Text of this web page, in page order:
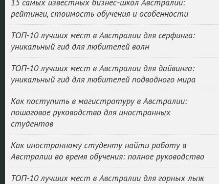
рейтинги, стоимость обучения и особенности
ТОП-10 лучших мест в Австралии для серфинга:
уникальный гид для любителей волн
ТОП-10 лучших мест в Австралии для дайвинга:
уникальный гид для любителей подводного мира
Как поступить в магистратуру в Австралии:
пошаговое руководство для иностранных
студентов
Как иностранному студенту найти работу в
Австралии во время обучения: полное руководство
ТОП-10 лучших мест в Австралии для горных лыж